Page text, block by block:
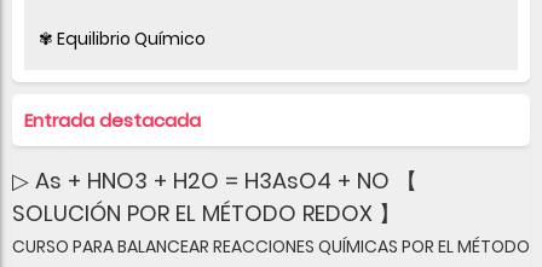
✾ Equilibrio Químico
Entrada destacada
▷ As + HNO3 + H2O = H3AsO4 + NO 【
SOLUCIÓN POR EL MÉTODO REDOX 】
CURSO PARA BALANCEAR REACCIONES QUÍMICAS POR EL MÉTODO